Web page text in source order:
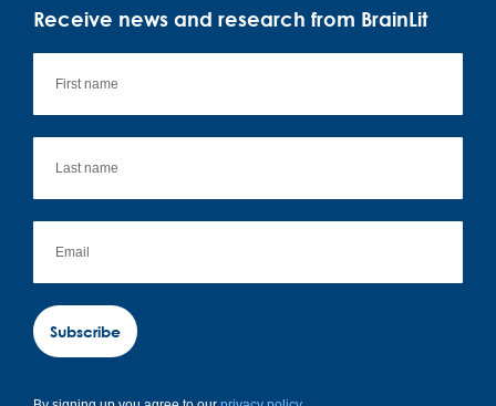
Receive news and research from BrainLit
Subscribe